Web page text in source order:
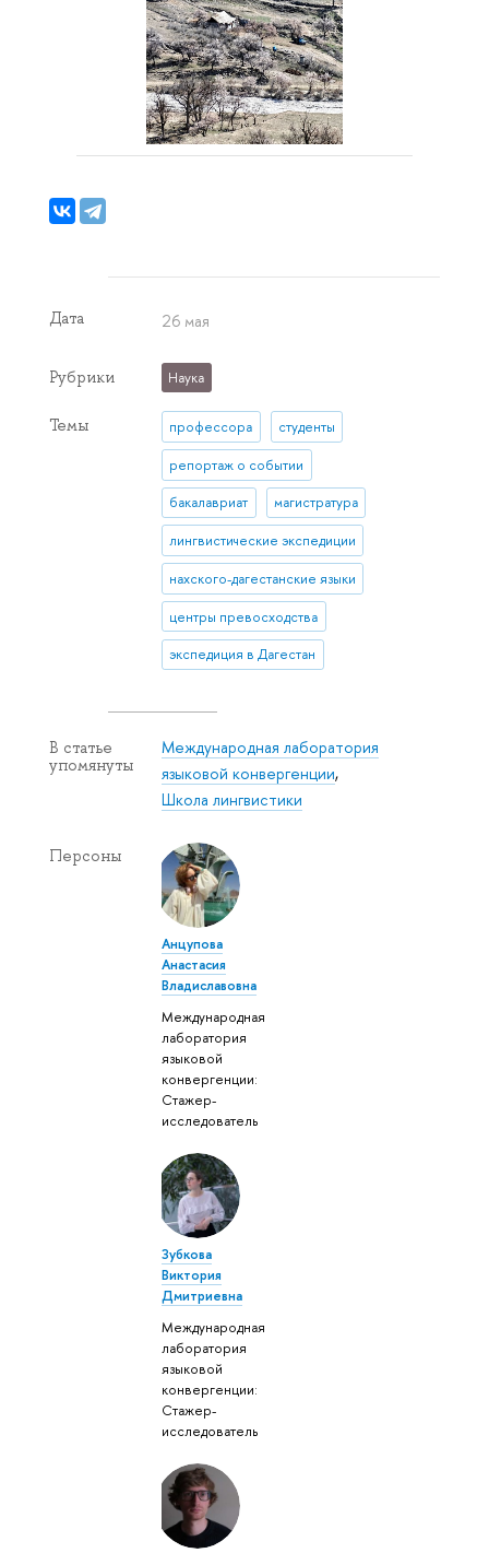
Дата 26 мая
Рубрики Наука
Темы профессора студенты
репортаж о событии
бакалавриат магистратура
лингвистические экспедиции
нахского-дагестанские языки
центры превосходства
экспедиция в Дагестан
В статье
упомянуты
Международная лаборатория
языковой конвергенции,
Школа лингвистики
Персоны
Анцупова
Анастасия
Владиславовна
Международная
лаборатория
языковой
конвергенции:
Стажер-
исследователь
Зубкова
Виктория
Дмитриевна
Международная
лаборатория
языковой
конвергенции:
Стажер-
исследователь